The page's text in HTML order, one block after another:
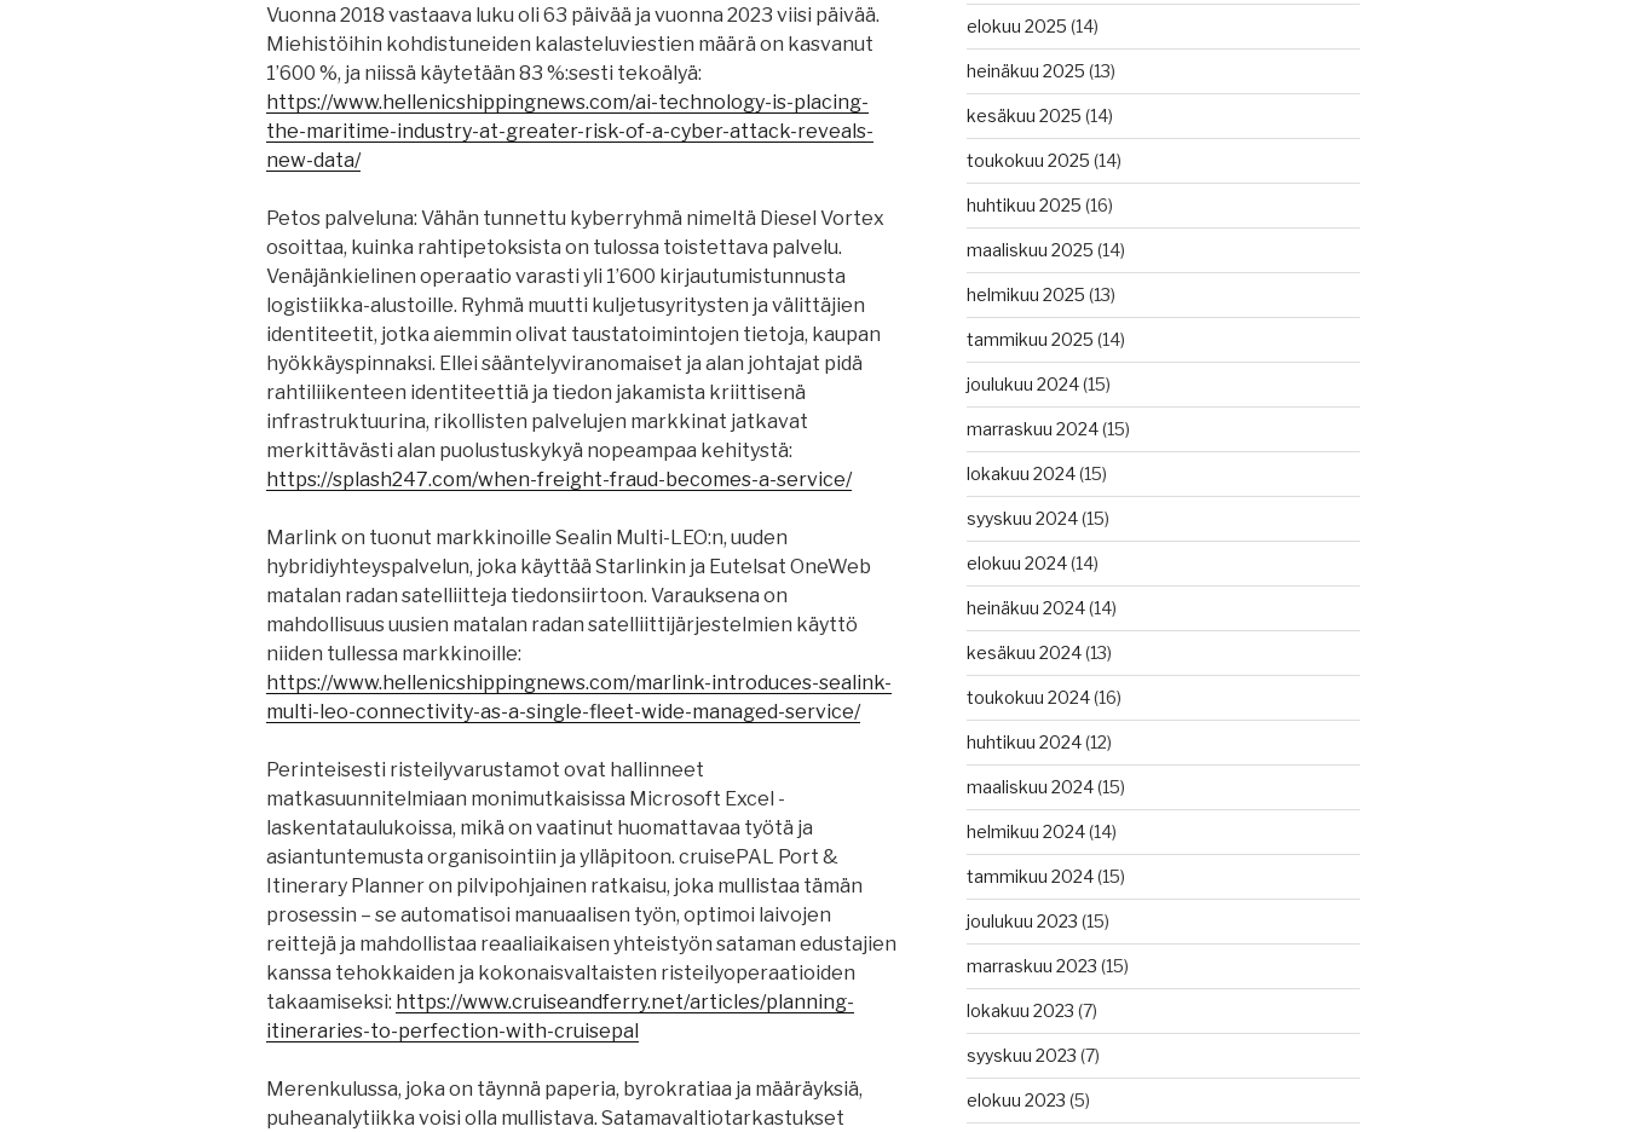
Vuonna 2018 vastaava luku oli 63 päivää ja vuonna 2023 viisi päivää.
Miehistöihin kohdistuneiden kalasteluviestien määrä on kasvanut
1’600 %, ja niissä käytetään 83 %:sesti tekoälyä:
https://www.hellenicshippingnews.com/ai-technology-is-placing-
the-maritime-industry-at-greater-risk-of-a-cyber-attack-reveals-
new-data/
Petos palveluna: Vähän tunnettu kyberryhmä nimeltä Diesel Vortex
osoittaa, kuinka rahtipetoksista on tulossa toistettava palvelu.
Venäjänkielinen operaatio varasti yli 1’600 kirjautumistunnusta
logistiikka-alustoille. Ryhmä muutti kuljetusyritysten ja välittäjien
identiteetit, jotka aiemmin olivat taustatoimintojen tietoja, kaupan
hyökkäyspinnaksi. Ellei sääntelyviranomaiset ja alan johtajat pidä
rahtiliikenteen identiteettiä ja tiedon jakamista kriittisenä
infrastruktuurina, rikollisten palvelujen markkinat jatkavat
merkittävästi alan puolustuskykyä nopeampaa kehitystä:
https://splash247.com/when-freight-fraud-becomes-a-service/
Marlink on tuonut markkinoille Sealin Multi-LEO:n, uuden
hybridiyhteyspalvelun, joka käyttää Starlinkin ja Eutelsat OneWeb
matalan radan satelliitteja tiedonsiirtoon. Varauksena on
mahdollisuus uusien matalan radan satelliittijärjestelmien käyttö
niiden tullessa markkinoille:
https://www.hellenicshippingnews.com/marlink-introduces-sealink-
multi-leo-connectivity-as-a-single-fleet-wide-managed-service/
Perinteisesti risteilyvarustamot ovat hallinneet
matkasuunnitelmiaan monimutkaisissa Microsoft Excel -
laskentataulukoissa, mikä on vaatinut huomattavaa työtä ja
asiantuntemusta organisointiin ja ylläpitoon. cruisePAL Port &
Itinerary Planner on pilvipohjainen ratkaisu, joka mullistaa tämän
prosessin – se automatisoi manuaalisen työn, optimoi laivojen
reittejä ja mahdollistaa reaaliaikaisen yhteistyön sataman edustajien
kanssa tehokkaiden ja kokonaisvaltaisten risteilyoperaatioiden
takaamiseksi: https://www.cruiseandferry.net/articles/planning-
itineraries-to-perfection-with-cruisepal
Merenkulussa, joka on täynnä paperia, byrokratiaa ja määräyksiä,
puheanalytiikka voisi olla mullistava. Satamavaltiotarkastukset
elokuu 2025 (14)
heinäkuu 2025 (13)
kesäkuu 2025 (14)
toukokuu 2025 (14)
huhtikuu 2025 (16)
maaliskuu 2025 (14)
helmikuu 2025 (13)
tammikuu 2025 (14)
joulukuu 2024(15)
marraskuu 2024(15)
lokakuu 2024(15)
syyskuu 2024(15)
elokuu 2024(14)
heinäkuu 2024(14)
kesäkuu 2024(13)
toukokuu 2024(16)
huhtikuu 2024(12)
maaliskuu 2024(15)
helmikuu 2024(14)
tammikuu 2024(15)
joulukuu 2023 (15)
marraskuu 2023 (15)
lokakuu 2023 (7)
syyskuu 2023 (7)
elokuu 2023 (5)